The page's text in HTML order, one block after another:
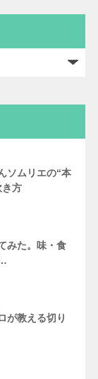
ソムリエの“本
き方
みた。味・食
が教える切り